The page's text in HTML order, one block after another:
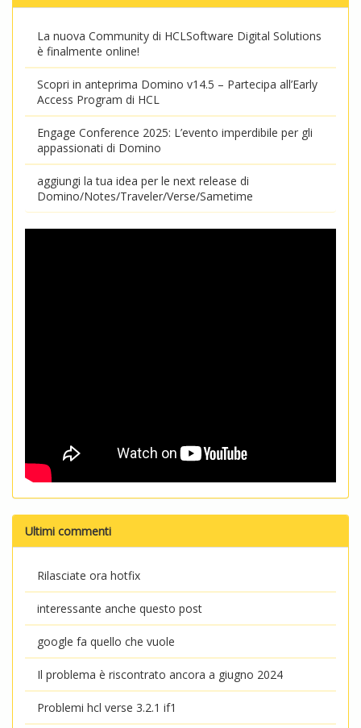
La nuova Community di HCLSoftware Digital Solutions
è finalmente online!
Scopri in anteprima Domino v14.5 – Partecipa all’Early
Access Program di HCL
Engage Conference 2025: L’evento imperdibile per gli
appassionati di Domino
aggiungi la tua idea per le next release di
Domino/Notes/Traveler/Verse/Sametime
Ultimi commenti
Rilasciate ora hotfix
interessante anche questo post
google fa quello che vuole
Il problema è riscontrato ancora a giugno 2024
Problemi hcl verse 3.2.1 if1